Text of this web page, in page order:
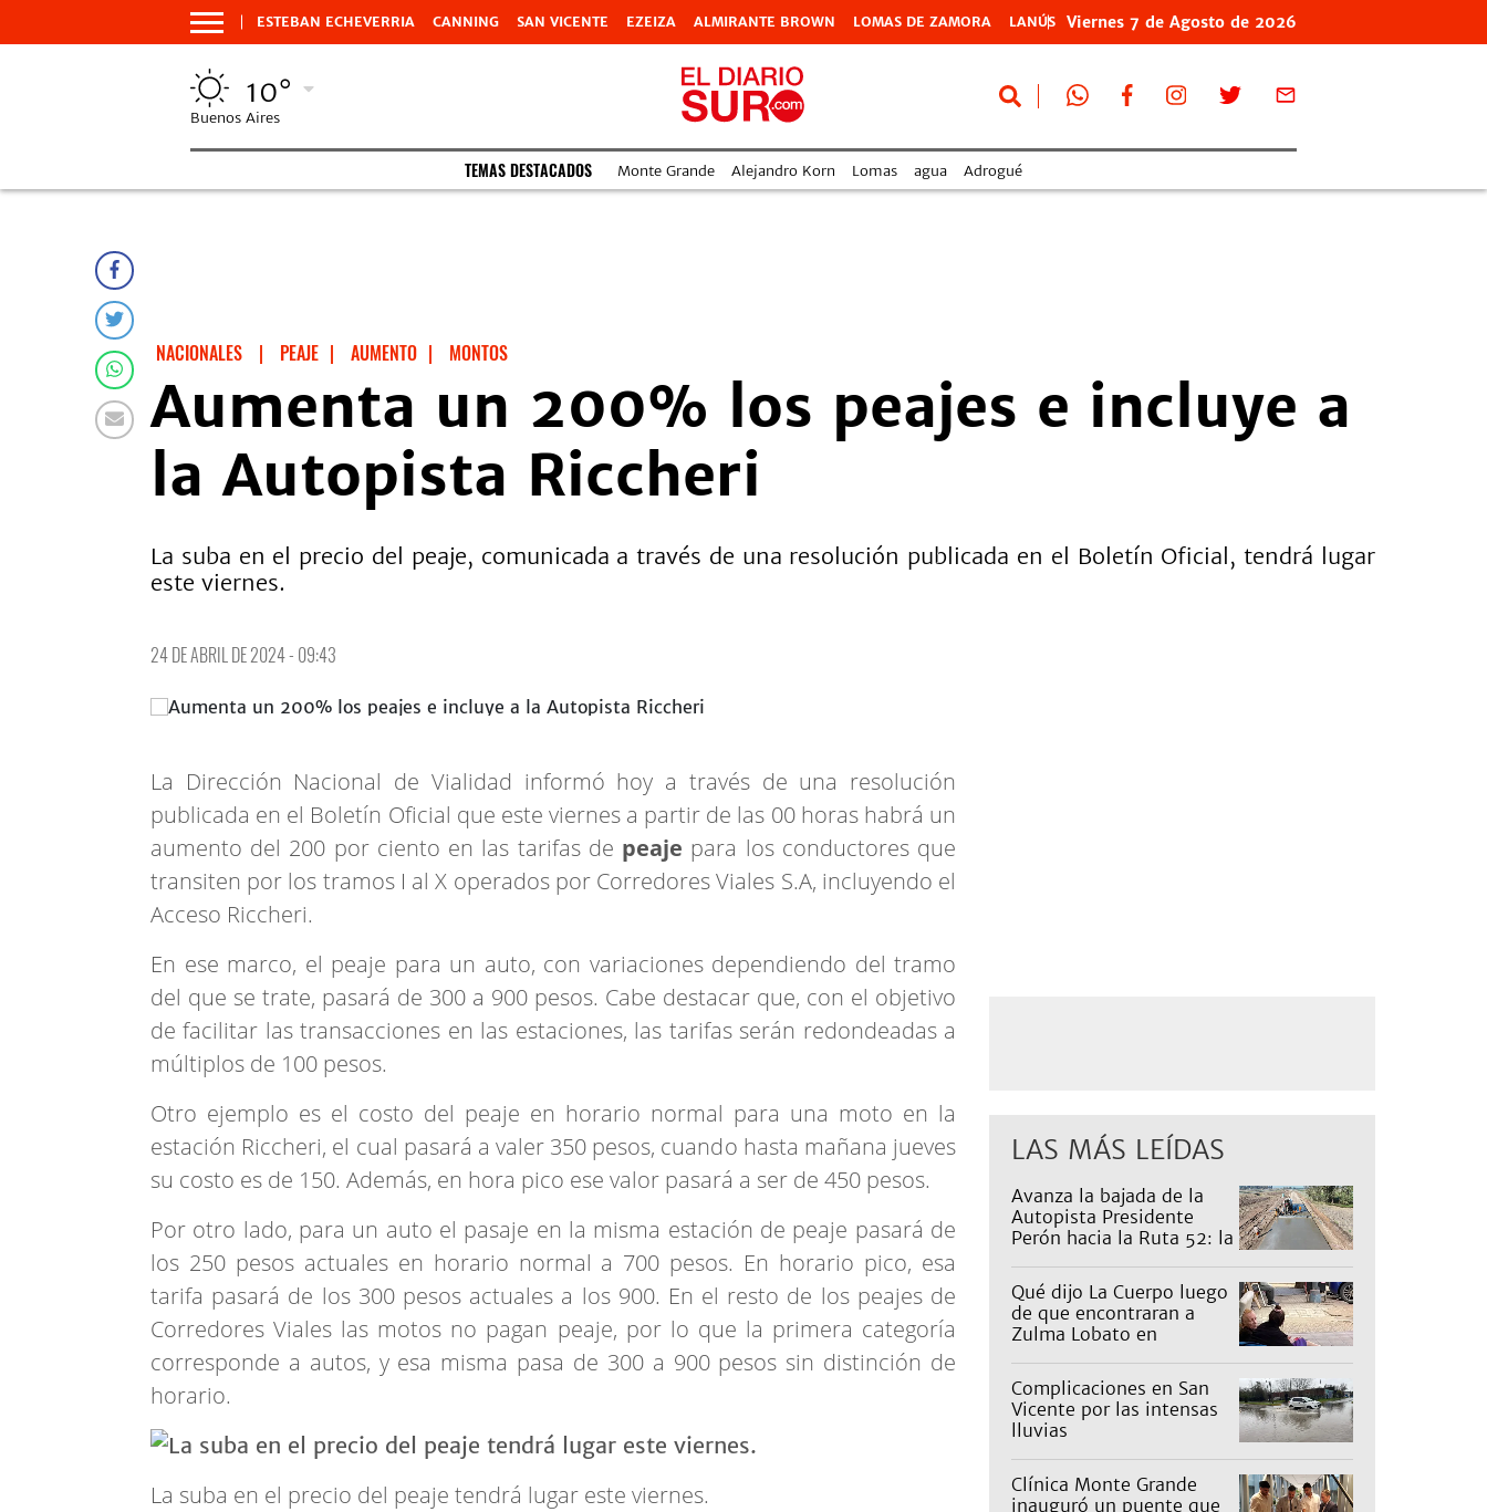
ESTEBAN ECHEVERRIA CANNING SAN VICENTE EZEIZA ALMIRANTE BROWN LOMAS DE ZAMORA LANÚS Viernes 7 de Agosto de 2026
10°
Buenos Aires
TEMAS DESTACADOS Monte Grande Alejandro Korn Lomas agua Adrogué
NACIONALES | PEAJE | AUMENTO | MONTOS
Aumenta un 200% los peajes e incluye a
la Autopista Riccheri
La suba en el precio del peaje, comunicada a través de una resolución publicada en el Boletín Oficial, tendrá lugar
este viernes.
24 DE ABRIL DE 2024 - 09:43
La Dirección Nacional de Vialidad informó hoy a través de una resolución
publicada en el Boletín Oficial que este viernes a partir de las 00 horas habrá un
aumento del 200 por ciento en las tarifas de peaje para los conductores que
transiten por los tramos I al X operados por Corredores Viales S.A, incluyendo el
Acceso Riccheri.
En ese marco, el peaje para un auto, con variaciones dependiendo del tramo
del que se trate, pasará de 300 a 900 pesos. Cabe destacar que, con el objetivo
de facilitar las transacciones en las estaciones, las tarifas serán redondeadas a
múltiplos de 100 pesos.
Otro ejemplo es el costo del peaje en horario normal para una moto en la
estación Riccheri, el cual pasará a valer 350 pesos, cuando hasta mañana jueves
su costo es de 150. Además, en hora pico ese valor pasará a ser de 450 pesos.
Por otro lado, para un auto el pasaje en la misma estación de peaje pasará de
los 250 pesos actuales en horario normal a 700 pesos. En horario pico, esa
tarifa pasará de los 300 pesos actuales a los 900. En el resto de los peajes de
Corredores Viales las motos no pagan peaje, por lo que la primera categoría
corresponde a autos, y esa misma pasa de 300 a 900 pesos sin distinción de
horario.
La suba en el precio del peaje tendrá lugar este viernes.
LAS MÁS LEÍDAS
Avanza la bajada de la
Autopista Presidente
Perón hacia la Ruta 52: la
Qué dijo La Cuerpo luego
de que encontraran a
Zulma Lobato en
Complicaciones en San
Vicente por las intensas
lluvias
Clínica Monte Grande
inauguró un puente que